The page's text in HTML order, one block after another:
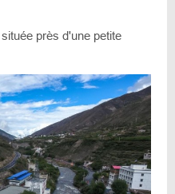
près d'une petite